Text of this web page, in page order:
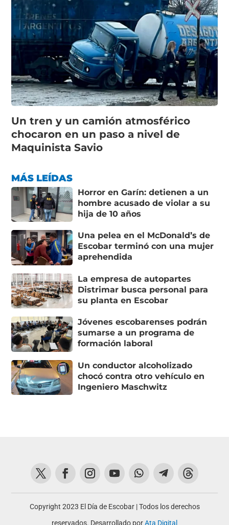
Un tren y un camión atmosférico
chocaron en un paso a nivel de
Maquinista Savio
MÁS LEÍDAS
Horror en Garín: detienen a un
hombre acusado de violar a su
hija de 10 años
Una pelea en el McDonald’s de
Escobar terminó con una mujer
aprehendida
La empresa de autopartes
Distrimar busca personal para
su planta en Escobar
Jóvenes escobarenses podrán
sumarse a un programa de
formación laboral
Un conductor alcoholizado
chocó contra otro vehículo en
Ingeniero Maschwitz
Copyright 2023 El Día de Escobar | Todos los derechos
reservados. Desarrollado porAta Digital